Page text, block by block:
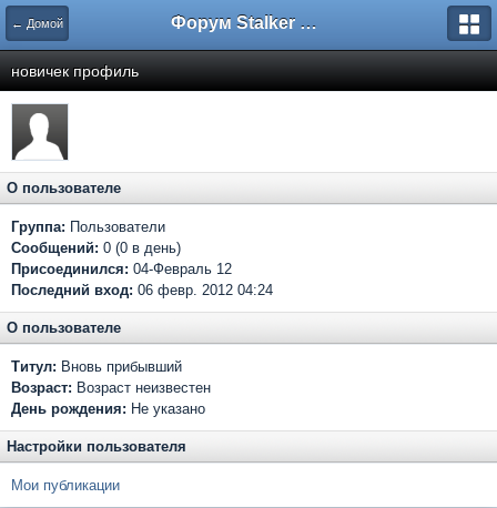
← Домой Форум Stalker Simbion Mod
новичек профиль
О пользователе
Группа: Пользователи
Сообщений: 0 (0 в день)
Присоединился: 04-Февраль 12
Последний вход: 06 февр. 2012 04:24
О пользователе
Титул: Вновь прибывший
Возраст: Возраст неизвестен
День рождения: Не указано
Настройки пользователя
Мои публикации